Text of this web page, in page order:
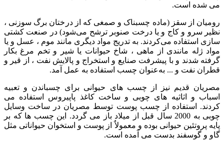
می شده است.
رومیان از سقز (ماده چسبناک و صمغی که از درختان برگ سوزنی ،
نظیر سرو و کاج و یا درخت صنوبر ترشح می‌شود) در صنعت کشتی
سازی استفاده می‌کردند. به ‌تدریج مواد دیگری مانند موم ، عسل و یا
مواد ژله مانندی از ماهی ، شاخ حیوانات یا شیر و تخم مرغ بکار
گرفته شدند و با پیشرفت صنایع و استخراج و پالایش نفت ، از قیر و
قطران نفت و ... به‌عنوان چسب استفاده به عمل آمد.
مصریان قدیم نیز از چسب های حیوانی برای چسباندن و تعبیه
اسباب و اثاثیه های چوبی و ساخت کاغذ پاپیروس استفاده می
کردند. استفاده از چسب پوست توسط مصریان در ساخت وسایل
چوبی به 2000 سال قبل از میلاد باز می گردد. این چسب ها که بر
پایه پروتئین حیوانی بوده و معمولاٌ از پوست و استخوان حیواناتی مثل
گاو و گوسفند بدست می آمده است.